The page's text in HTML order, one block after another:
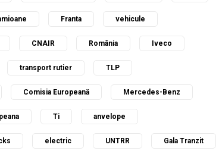
Franta vehicule
CNAIR România Iveco
transport rutier TLP
Comisia Europeană Mercedes-Benz
Ti anvelope
electric UNTRR Gala Tranzit